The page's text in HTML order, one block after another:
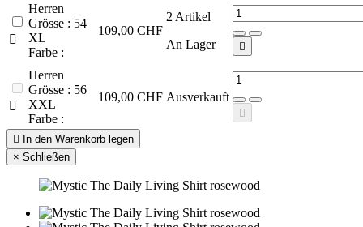

Herren
Grösse : 54
XL
Farbe :
109,00 CHF
2 Artikel
An Lager


Herren
Grösse : 56
XXL
Farbe :
109,00 CHF Ausverkauft


In den Warenkorb legen
× Schließen